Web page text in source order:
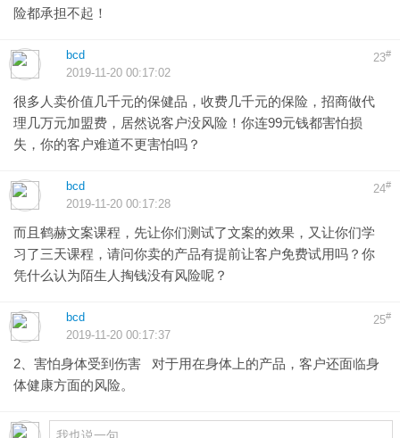
险都承担不起！
23#
bcd
2019-11-20 00:17:02
很多人卖价值几千元的保健品，收费几千元的保险，招商做代
理几万元加盟费，居然说客户没风险！你连99元钱都害怕损
失，你的客户难道不更害怕吗？
24#
bcd
2019-11-20 00:17:28
而且鹤赫文案课程，先让你们测试了文案的效果，又让你们学
习了三天课程，请问你卖的产品有提前让客户免费试用吗？你
凭什么认为陌生人掏钱没有风险呢？
25#
bcd
2019-11-20 00:17:37
2、害怕身体受到伤害 对于用在身体上的产品，客户还面临身
体健康方面的风险。